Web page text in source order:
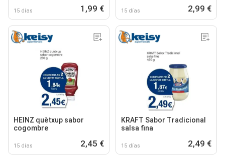
15 días 1,99 € 15 días 2,99 €
HEINZ quètxup sabor
cogombre
15 días 2,45 €
KRAFT Sabor Tradicional
salsa fina
15 días 2,49 €